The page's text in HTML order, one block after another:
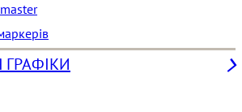
ГРАФІКИ